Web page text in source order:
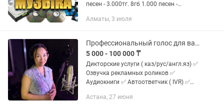
песен - 3.000тг. 8гб 1.000 песен -
4.000 песен - 7.000тг. 64гб 8.000 песен
Алматы, 3 июля
Профессиональный голос для вашего проекта! Дикторские услуги.
5 000 - 100 000 ₸
Дикторские услуги ( каз/рус/англ.яз) ✅
Озвучка рекламных роликов ✅
Аудиокниги ✅ Автоответчик ( IVR) ✅
другое!
Астана, 27 июня